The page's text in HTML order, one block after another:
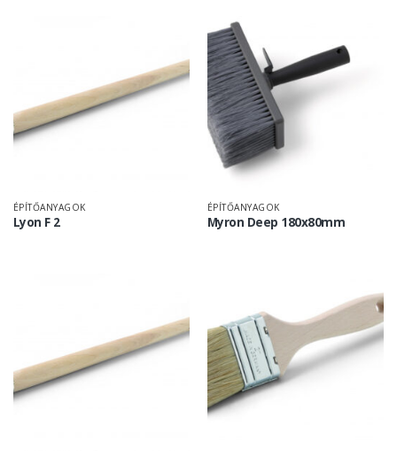
ÉPÍTŐANYAGOK
Lyon F 2
ÉPÍTŐANYAGOK
Myron Deep 180x80mm